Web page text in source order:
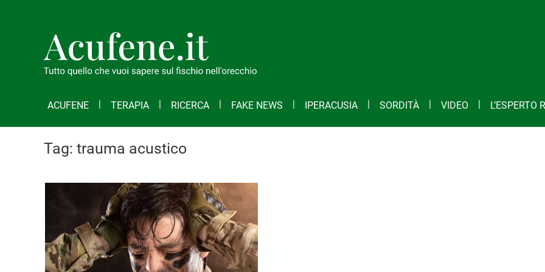
ACUFENE TERAPIA RICERCA FAKE NEWS IPERACUSIA SORDITÀ VIDEO L’ESPERTO
Tag: trauma acustico